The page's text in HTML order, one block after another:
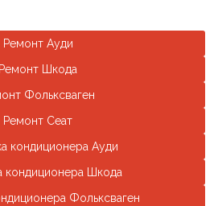
Ремонт Ауди
Ремонт Шкода
Фольксваген
Ремонт Сеат
кондиционера Ауди
кондиционера Шкода
Фольксваген